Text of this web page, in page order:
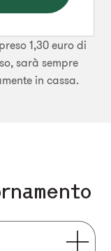
1,30 euro di
sarà sempre
in cassa.